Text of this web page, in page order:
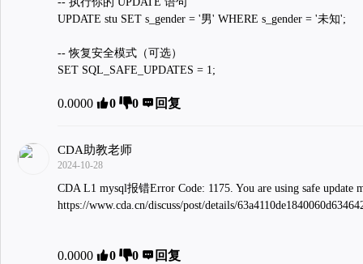
UPDATE stu SET s_gender = '男' WHERE s_gender = '未知';
-- 恢复安全模式（可选）
SET SQL_SAFE_UPDATES = 1;
0.0000 0 0 回复
CDA助教老师
2024-10-28
CDA L1 mysql报错Error Code: 1175. You are using safe update
https://www.cda.cn/discuss/post/details/
0.0000 0 0 回复